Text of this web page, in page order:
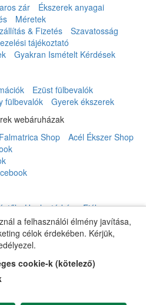
zár
Ékszerek anyagai
Méretek
& Fizetés
Szavatosság
tájékoztató
Gyakran Ismételt Kérdések
Ezüst fülbevalók
fülbevalók
Gyerek ékszerek
webáruházak
Shop
Acél Ékszer Shop
Honlaptérkép
Fiók
Hírlevél
a felhasználói élmény javítása,
célok érdekében. Kérjük,
cookie-k (kötelező)